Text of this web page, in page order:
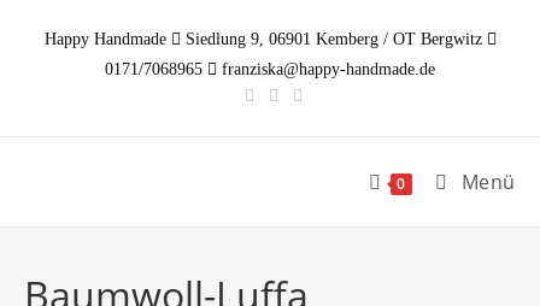
InhaltHappy Handmade
Siedlung 9, 06901 Kemberg / OT Bergwitz
0171/7068965
franziska@happy-handmade.de
0 Menü
Baumwoll-Luffa